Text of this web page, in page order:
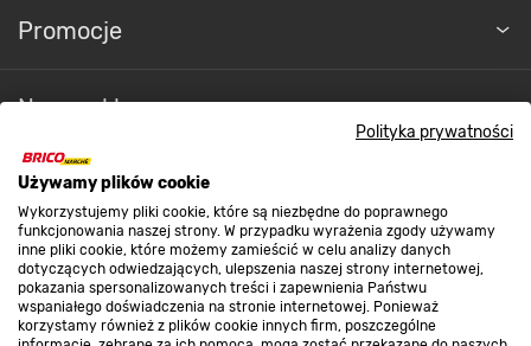
Polityka prywatności
Używamy plików cookie
Wykorzystujemy pliki cookie, które są niezbędne do poprawnego
funkcjonowania naszej strony. W przypadku wyrażenia zgody używamy
inne pliki cookie, które możemy zamieścić w celu analizy danych
dotyczących odwiedzających, ulepszenia naszej strony internetowej,
pokazania spersonalizowanych treści i zapewnienia Państwu
wspaniałego doświadczenia na stronie internetowej. Ponieważ
korzystamy również z plików cookie innych firm, poszczególne
Promocje
Nasze sklepy
O nas
Kontakt do sklepu
Strefa biznesu